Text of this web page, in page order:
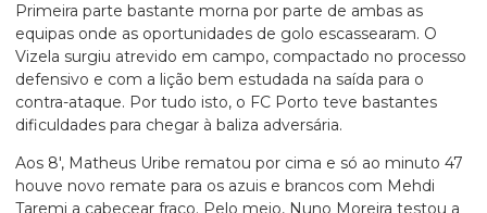
Primeira parte bastante morna por parte de ambas as
equipas onde as oportunidades de golo escassearam. O
Vizela surgiu atrevido em campo, compactado no processo
defensivo e com a lição bem estudada na saída para o
contra-ataque. Por tudo isto, o FC Porto teve bastantes
dificuldades para chegar à baliza adversária.
Aos 8′, Matheus Uribe rematou por cima e só ao minuto 47
houve novo remate para os azuis e brancos com Mehdi
Taremi a cabecear fraco. Pelo meio, Nuno Moreira testou a